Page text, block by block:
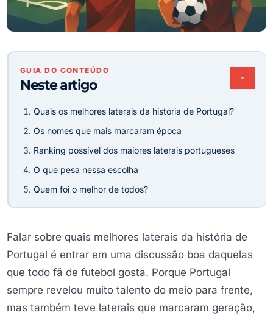
GUIA DO CONTEÚDO
Neste artigo −
Quais os melhores laterais da história de Portugal?
Os nomes que mais marcaram época
Ranking possível dos maiores laterais portugueses
O que pesa nessa escolha
Quem foi o melhor de todos?
Falar sobre quais melhores laterais da história de
Portugal é entrar em uma discussão boa daquelas
que todo fã de futebol gosta. Porque Portugal
sempre revelou muito talento do meio para frente,
mas também teve laterais que marcaram geração,